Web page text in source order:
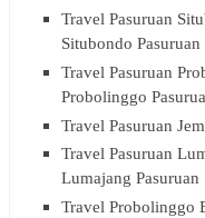
Travel Pasuruan
Situbondo Pasuruan
Travel Pasuruan
Probolinggo
Travel Pasuruan
Travel Pasuruan
Lumajang Pasuruan
Travel Probolinggo